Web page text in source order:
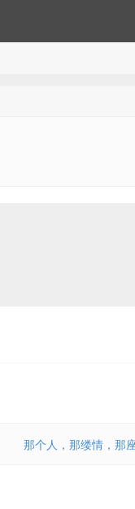
那个人，那缕情，那